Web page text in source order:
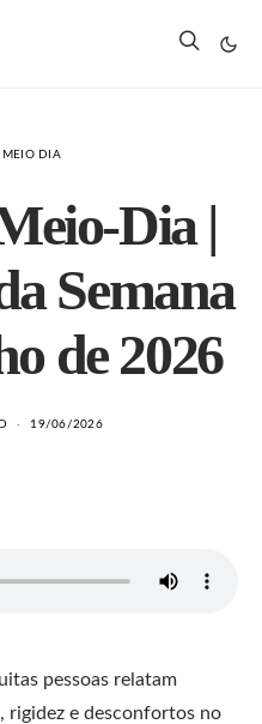
MEIO DIA
Dia |
Semana
de 2026
19/06/2026
pessoas relatam
rigidez e desconfortos no